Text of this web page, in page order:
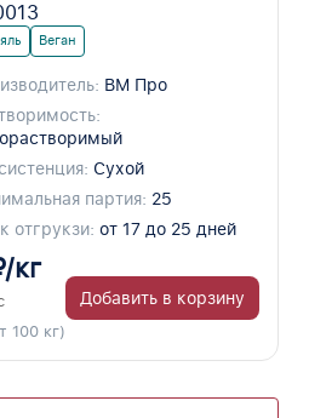
Веган
ВМ Про
Сухой
партия: 25
отгрукзи: от 17 до 25 дней
кг
100 кг)
Добавить в корзину